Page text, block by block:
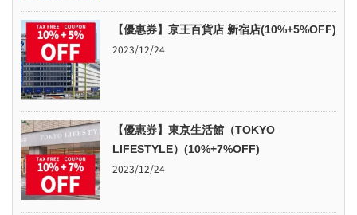
【優惠券】京王百貨店 新宿店(10%+5%OFF)
2023/12/24
【優惠券】東京生活館（TOKYO
LIFESTYLE）(10%+7%OFF)
2023/12/24